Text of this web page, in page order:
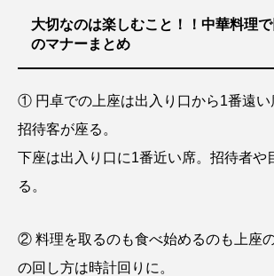
大切なのは楽しむこと！！中華料理
のマナーまとめ
① 円卓での上座は出入り口から1番遠い
招待客が座る。
下座は出入り口に1番近い席。招待者や
る。
② 料理を取るのも食べ始めるのも上座
の回し方は時計回りに。